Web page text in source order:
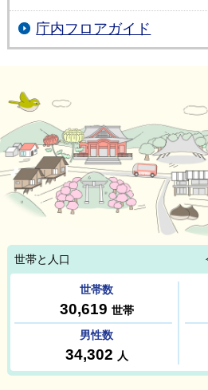
庁内フロアガイド